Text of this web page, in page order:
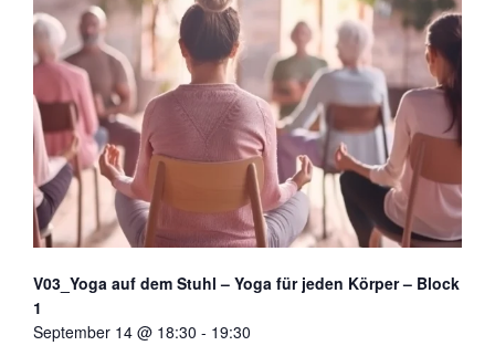
V03_Yoga auf dem Stuhl – Yoga für jeden Körper – Block
1
September 14 @ 18:30 - 19:30